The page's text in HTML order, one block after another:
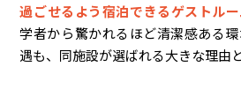
過ごせるよう宿泊できるゲストル
学者から驚かれるほど清潔感ある
遇も、同施設が選ばれる大きな理由